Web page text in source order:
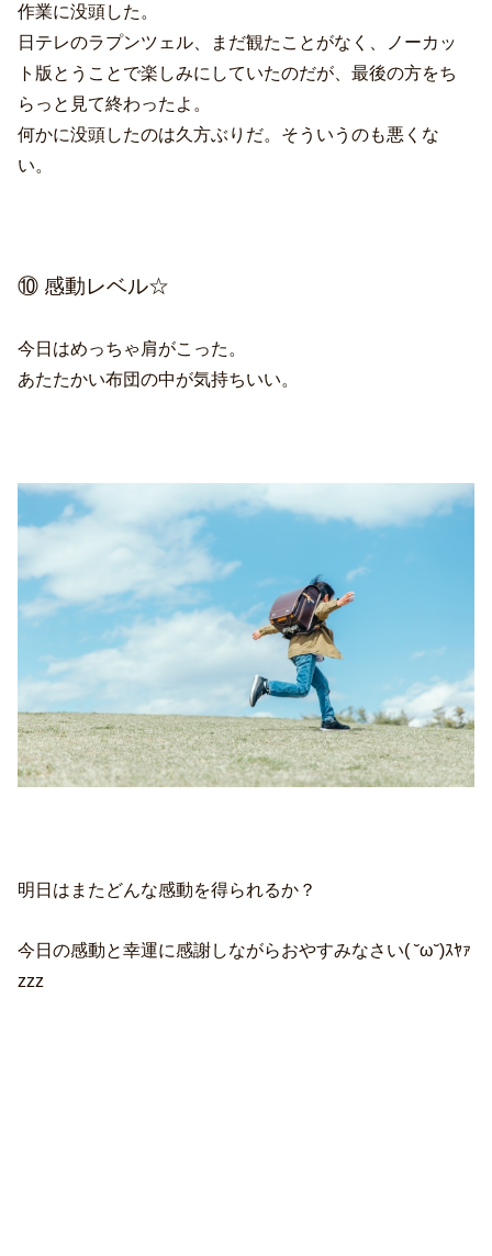
作業に没頭した。
日テレのラプンツェル、まだ観たことがなく、ノーカッ
ト版とうことで楽しみにしていたのだが、最後の方をち
らっと見て終わったよ。
何かに没頭したのは久方ぶりだ。そういうのも悪くな
い。
⑩ 感動レベル☆
今日はめっちゃ肩がこった。
あたたかい布団の中が気持ちいい。
明日はまたどんな感動を得られるか？
今日の感動と幸運に感謝しながらおやすみなさい( ˘ω˘)ｽﾔｧ
zzz